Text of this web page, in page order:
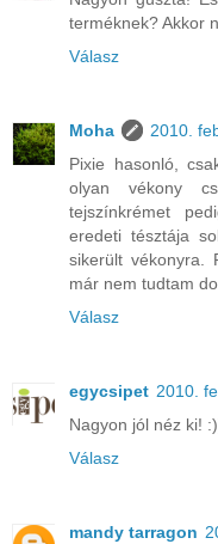
terméknek? Akkor
Válasz
Moha
2010.
Pixie hasonló,
olyan vékony
tejszínkrémet
eredeti tésztája
sikerült vékonyra.
már nem tudtam
Válasz
egycsipet 2010.
Nagyon jól néz ki!
Válasz
mandy tarragon